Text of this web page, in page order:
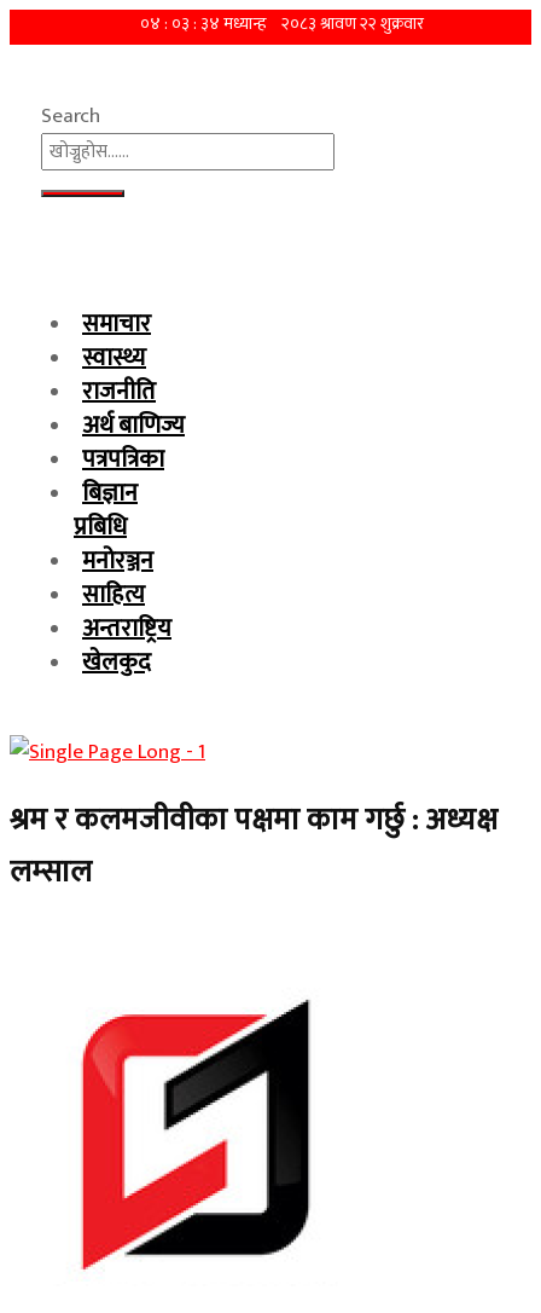
Search
समाचार
स्वास्थ्य
राजनीति
अर्थ बाणिज्य
पत्रपत्रिका
बिज्ञान
प्रबिधि
मनोरञ्जन
साहित्य
अन्तराष्ट्रिय
खेलकुद
श्रम र कलमजीवीका पक्षमा काम गर्छु : अध्यक्ष
लम्साल